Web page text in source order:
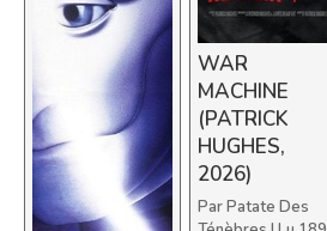
WAR
MACHINE
(PATRICK
HUGHES,
2026)
ParPatate Des